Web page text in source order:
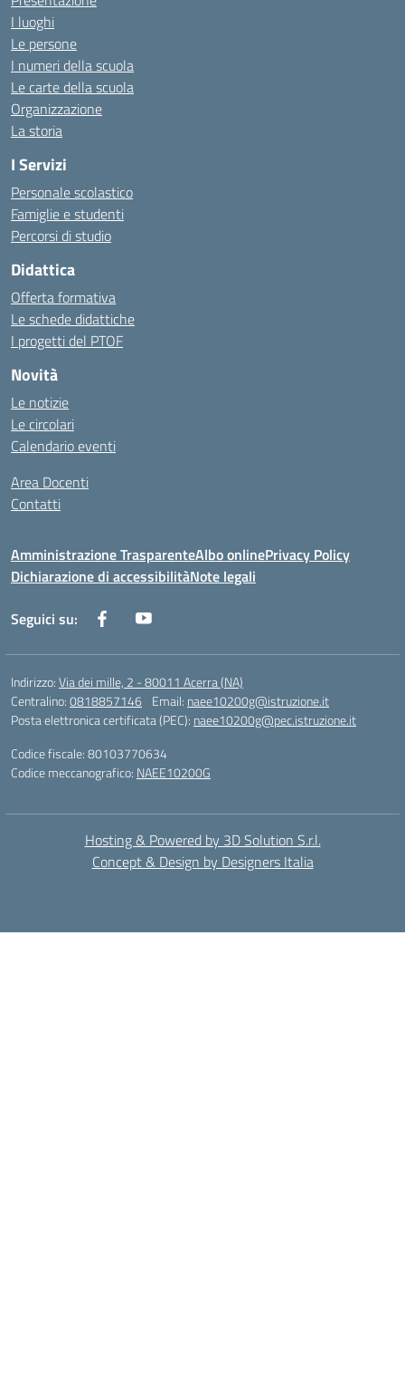
I luoghi
Le persone
I numeri della scuola
Le carte della scuola
Organizzazione
La storia
I Servizi
Personale scolastico
Famiglie e studenti
Percorsi di studio
Didattica
Offerta formativa
Le schede didattiche
I progetti del PTOF
Novità
Le notizie
Le circolari
Calendario eventi
Area Docenti
Contatti
Amministrazione TrasparenteAlbo onlinePrivacy Policy
Dichiarazione di accessibilitàNote legali
Seguici su:
Indirizzo:Via dei mille, 2 - 80011 Acerra (NA)
Centralino:0818857146 Email: naee10200g@istruzione.it
Posta elettronica certificata (PEC): naee10200g@pec.istruzione.it
Codice fiscale: 80103770634
Codice meccanografico: NAEE10200G
Hosting & Powered by 3D Solution S.r.l.
Concept & Design by Designers Italia